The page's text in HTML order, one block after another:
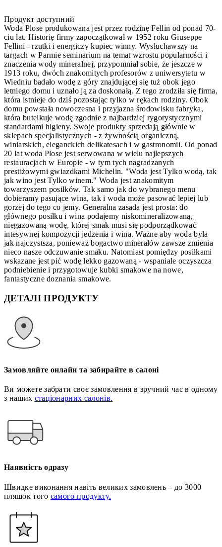
Продукт доступний
Woda Plose produkowana jest przez rodzinę Fellin od ponad 70-
ciu lat. Historię firmy zapoczątkował w 1952 roku Giuseppe
Fellini - rzutki i energiczy kupiec winny. Wysłuchawszy na
targach w Parmie seminarium na temat wzrostu popularności i
znaczenia wody mineralnej, przypomniał sobie, że jeszcze w
1913 roku, dwóch znakomitych profesorów z uniwersytetu w
Wiedniu badało wodę z góry znajdującej się tuż obok jego
letniego domu i uznało ją za doskonałą. Z tego zrodziła się firma,
która istnieje do dziś pozostając tylko w rękach rodziny. Obok
domu powstała nowoczesna i przyjazna środowisku fabryka,
która butelkuje wodę zgodnie z najbardziej rygorystycznymi
standardami higieny. Swoje produkty sprzedają głównie w
sklepach specjalistycznych - z żywnością organiczną,
winiarskich, eleganckich delikatesach i w gastronomii. Od ponad
20 lat woda Plose jest serwowana w wielu najlepszych
restauracjach w Europie - w tym tych nagradzanych
prestiżowymi gwiazdkami Michelin. "Woda jest Tylko wodą, tak
jak wino jest Tylko winem." Woda jest znakomitym
towarzyszem posiłków. Tak samo jak do wybranego menu
dobieramy pasujące wina, tak i woda może pasować lepiej lub
gorzej do tego co jemy. Generalna zasada jest prosta: do
głównego posiłku i wina podajemy niskomineralizowaną,
niegazowaną wodę, której smak musi się podporządkować
intesywnej kompozycji jedzenia i wina. Ważne aby woda była
jak najczystsza, ponieważ bogactwo minerałów zawsze zmienia
nieco nasze odczuwanie smaku. Natomiast pomiędzy posiłkami
wskazane jest pić wodę lekko gazowaną - wspaniale oczyszcza
podniebienie i przygotowuje kubki smakowe na nowe,
fantastyczne doznania smakowe.
ДЕТАЛІ ПРОДУКТУ
Замовляйте онлайн та забирайте в салоні
Ви можете забрати своє замовлення в зручний час в одному
з наших стаціонарних салонів.
Наявність одразу
Швидке виконання навіть великих замовлень – до 3000
пляшок того самого продукту.